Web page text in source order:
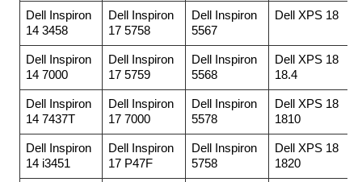
Dell Inspiron
14 3458
Dell Inspiron
17 5758
Dell Inspiron
5567
Dell XPS 18
Dell Inspiron
14 7000
Dell Inspiron
17 5759
Dell Inspiron
5568
Dell XPS 18
18.4
Dell Inspiron
14 7437T
Dell Inspiron
17 7000
Dell Inspiron
5578
Dell XPS 18
1810
Dell Inspiron
14 i3451
Dell Inspiron
17 P47F
Dell Inspiron
5758
Dell XPS 18
1820